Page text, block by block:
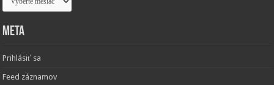
Meta
Prihlásiť sa
Feed záznamov